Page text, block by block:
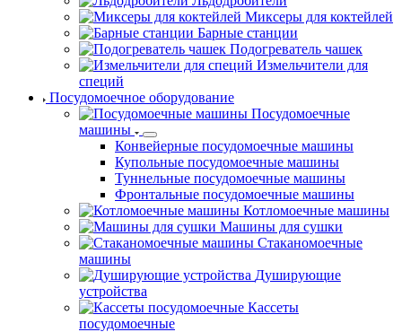
Миксеры для коктейлей
Барные станции
Подогреватель чашек
Измельчители для
специй
Посудомоечное оборудование
Посудомоечные
машины
Конвейерные посудомоечные машины
Купольные посудомоечные машины
Туннельные посудомоечные машины
Фронтальные посудомоечные машины
Котломоечные машины
Машины для сушки
Стаканомоечные
машины
Душирующие
устройства
Кассеты
посудомоечные